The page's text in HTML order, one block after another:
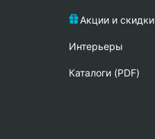
Акции и скидки
Интерьеры
Каталоги (PDF)